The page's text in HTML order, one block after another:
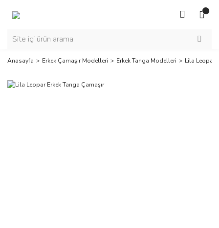
Anasayfa Erkek Çamaşır Modelleri Erkek Tanga Modelleri Lila Leopar